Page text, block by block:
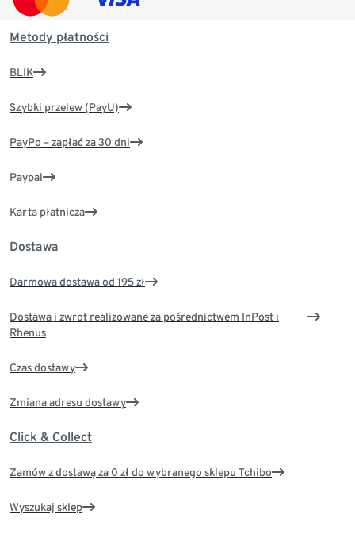
Metody płatności
BLIK
Szybki przelew (PayU)
PayPo – zapłać za 30 dni
Paypal
Karta płatnicza
Dostawa
Darmowa dostawa od 195 zł
Dostawa i zwrot realizowane za pośrednictwem InPost i
Rhenus
Czas dostawy
Zmiana adresu dostawy
Click & Collect
Zamów z dostawą za 0 zł do wybranego sklepu Tchibo
Wyszukaj sklep